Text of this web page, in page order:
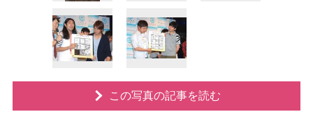
この写真の記事を読む